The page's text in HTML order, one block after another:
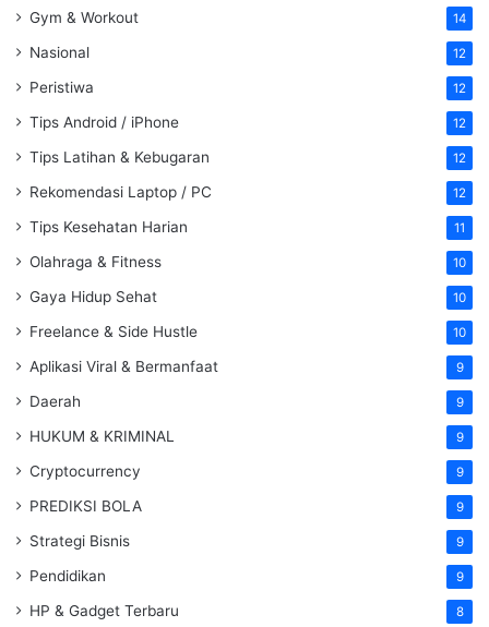
Gym & Workout 14
Nasional 12
Peristiwa 12
Tips Android / iPhone 12
Tips Latihan & Kebugaran 12
Rekomendasi Laptop / PC 12
Tips Kesehatan Harian 11
Olahraga & Fitness 10
Gaya Hidup Sehat 10
Freelance & Side Hustle 10
Aplikasi Viral & Bermanfaat 9
Daerah 9
HUKUM & KRIMINAL 9
Cryptocurrency 9
PREDIKSI BOLA 9
Strategi Bisnis 9
Pendidikan 9
HP & Gadget Terbaru 8